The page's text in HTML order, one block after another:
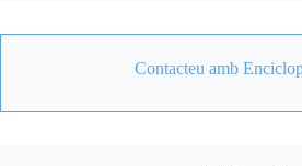
Contacteu amb